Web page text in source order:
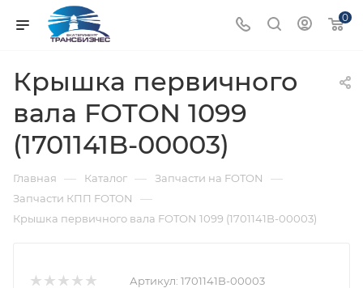
0
Крышка первичного
вала FOTON 1099
(1701141B-00003)
Главная — Каталог — Запчасти на FOTON —
Запчасти КПП FOTON —
Крышка первичного вала FOTON 1099 (1701141B-00003)
Артикул: 1701141B-00003